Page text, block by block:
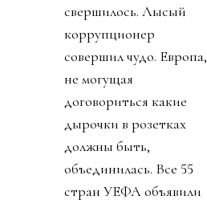
свершилось. Лысый
коррупционер
совершил чудо. Европа,
не могущая
договориться какие
дырочки в розетках
должны быть,
объединилась. Все 55
стран УЕФА объявили